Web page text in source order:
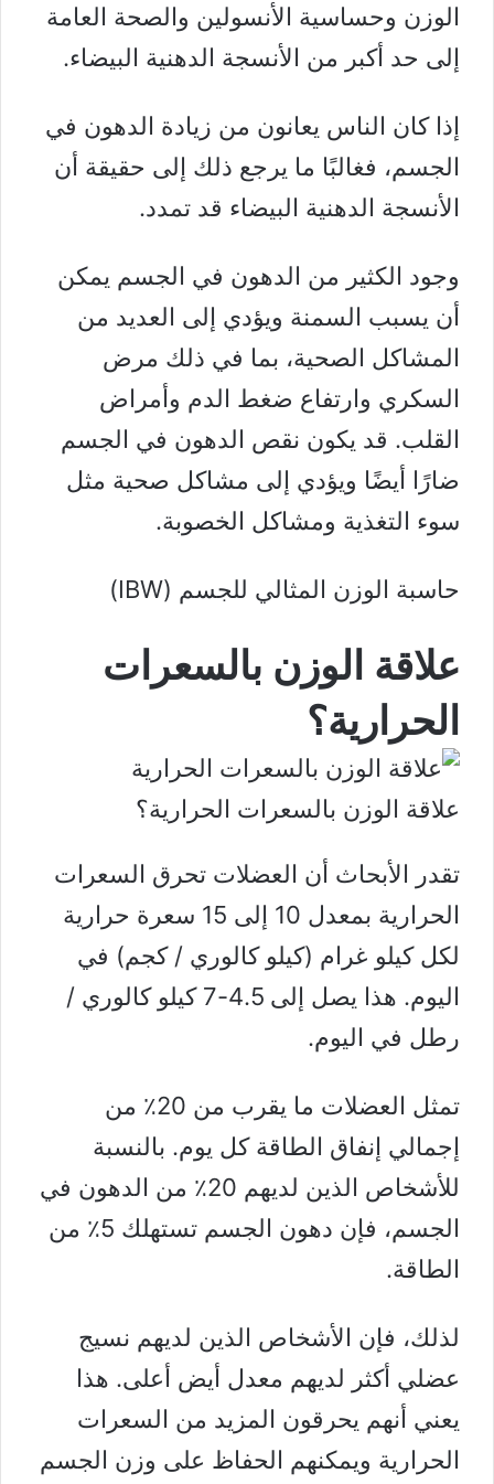
الوزن وحساسية الأنسولين والصحة العامة
إلى حد أكبر من الأنسجة الدهنية البيضاء.
إذا كان الناس يعانون من زيادة الدهون في
الجسم، فغالبًا ما يرجع ذلك إلى حقيقة أن
الأنسجة الدهنية البيضاء قد تمدد.
وجود الكثير من الدهون في الجسم يمكن
أن يسبب السمنة ويؤدي إلى العديد من
المشاكل الصحية، بما في ذلك مرض
السكري وارتفاع ضغط الدم وأمراض
القلب. قد يكون نقص الدهون في الجسم
ضارًا أيضًا ويؤدي إلى مشاكل صحية مثل
سوء التغذية ومشاكل الخصوبة.
حاسبة الوزن المثالي للجسم (IBW)
علاقة الوزن بالسعرات
الحرارية؟
علاقة الوزن بالسعرات الحرارية؟
تقدر الأبحاث أن العضلات تحرق السعرات
الحرارية بمعدل 10 إلى 15 سعرة حرارية
لكل كيلو غرام (كيلو كالوري / كجم) في
اليوم. هذا يصل إلى 4.5-7 كيلو كالوري /
رطل في اليوم.
تمثل العضلات ما يقرب من 20٪ من
إجمالي إنفاق الطاقة كل يوم. بالنسبة
للأشخاص الذين لديهم 20٪ من الدهون في
الجسم، فإن دهون الجسم تستهلك 5٪ من
الطاقة.
لذلك، فإن الأشخاص الذين لديهم نسيج
عضلي أكثر لديهم معدل أيض أعلى. هذا
يعني أنهم يحرقون المزيد من السعرات
الحرارية ويمكنهم الحفاظ على وزن الجسم